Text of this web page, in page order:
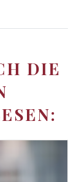
DIE